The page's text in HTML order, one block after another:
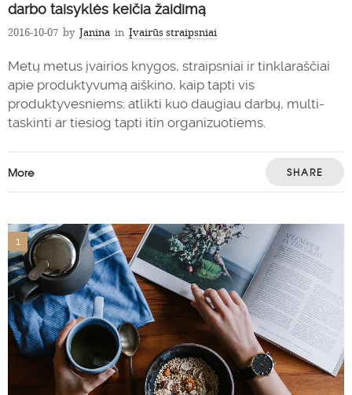
darbo taisyklės keičia žaidimą
2016-10-07 by Janina in Įvairūs straipsniai
Metų metus įvairios knygos, straipsniai ir tinklaraščiai
apie produktyvumą aiškino, kaip tapti vis
produktyvesniems: atlikti kuo daugiau darbų, multi-
taskinti ar tiesiog tapti itin organizuotiems.
More SHARE
1